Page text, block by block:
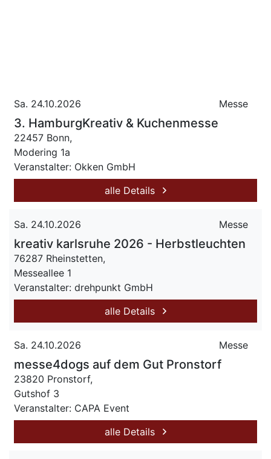
Sa. 24.10.2026 Messe
3. HamburgKreativ & Kuchenmesse
22457 Bonn,
Modering 1a
Veranstalter: Okken GmbH
alle Details
Sa. 24.10.2026 Messe
kreativ karlsruhe 2026 - Herbstleuchten
76287 Rheinstetten,
Messeallee 1
Veranstalter: drehpunkt GmbH
alle Details
Sa. 24.10.2026 Messe
messe4dogs auf dem Gut Pronstorf
23820 Pronstorf,
Gutshof 3
Veranstalter: CAPA Event
alle Details